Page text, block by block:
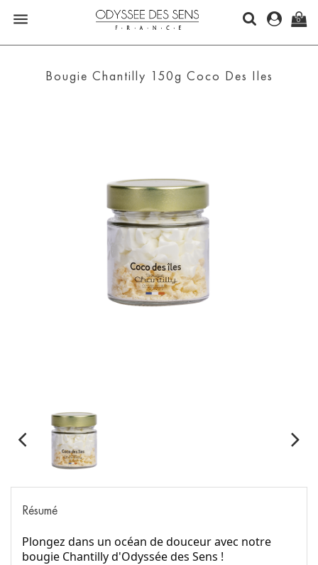
 0
Bougie Chantilly 150g Coco Des Iles
Résumé
Plongez dans un océan de douceur avec notre
bougie Chantilly d'Odyssée des Sens !